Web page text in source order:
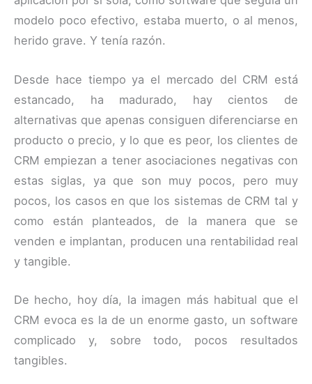
modelo poco efectivo, estaba muerto, o al menos,
herido grave. Y tenía razón.
Desde hace tiempo ya el mercado del CRM está
estancado, ha madurado, hay cientos de
alternativas que apenas consiguen diferenciarse en
producto o precio, y lo que es peor, los clientes de
CRM empiezan a tener asociaciones negativas con
estas siglas, ya que son muy pocos, pero muy
pocos, los casos en que los sistemas de CRM tal y
como están planteados, de la manera que se
venden e implantan, producen una rentabilidad real
y tangible.
De hecho, hoy día, la imagen más habitual que el
CRM evoca es la de un enorme gasto, un software
complicado y, sobre todo, pocos resultados
tangibles.